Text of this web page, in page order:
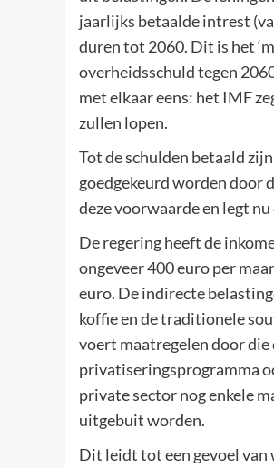
jaarlijks betaalde intrest
duren tot 2060. Dit is het
overheidsschuld tegen
met elkaar eens: het IMF
zullen lopen.
Tot de schulden betaald
goedgekeurd worden door
deze voorwaarde en legt
De regering heeft de
ongeveer 400 euro per
euro. De indirecte
koffie en de traditionele
voert maatregelen door die
privatiseringsprogramma
private sector nog enkele
uitgebuit worden.
Dit leidt tot een gevoel van